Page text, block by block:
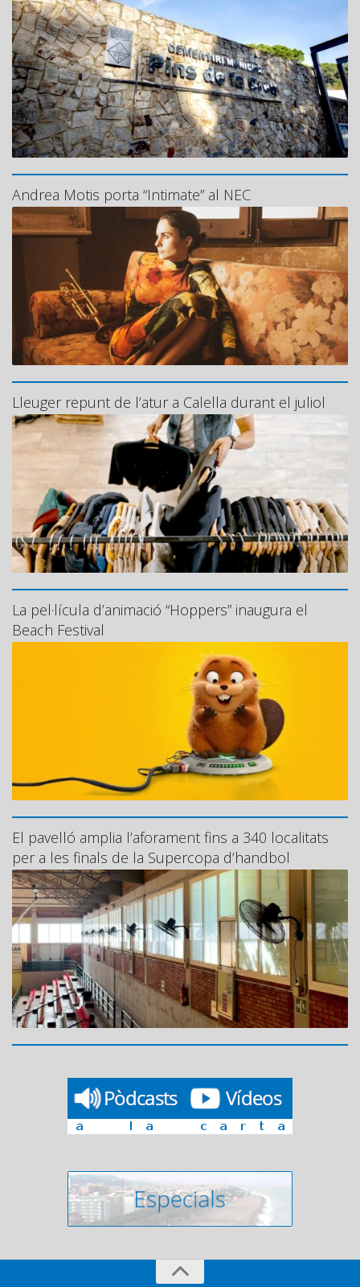
Andrea Motis porta “Intimate” al NEC
Lleuger repunt de l’atur a Calella durant el juliol
La pel·lícula d’animació “Hoppers” inaugura el
Beach Festival
El pavelló amplia l’aforament fins a 340 localitats
per a les finals de la Supercopa d’handbol